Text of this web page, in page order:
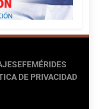
EFEMÉRIDES
DE PRIVACIDAD